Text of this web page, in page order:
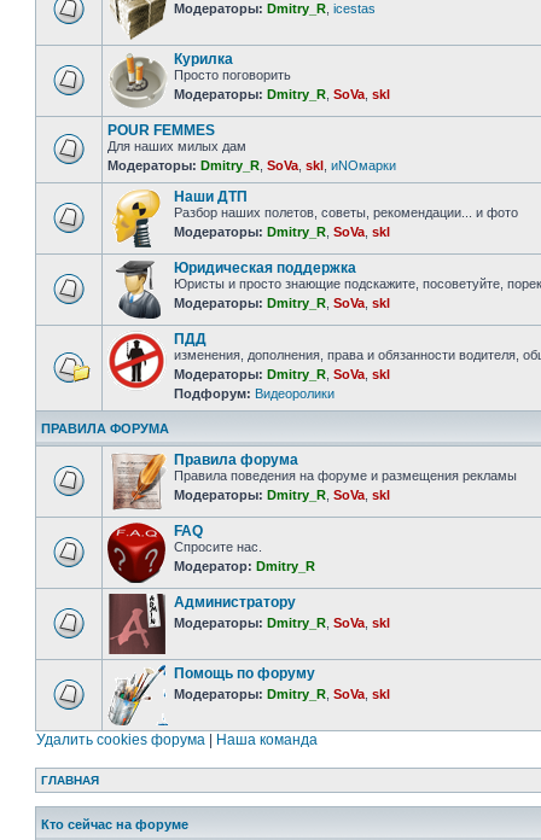
Модераторы: Dmitry_R icestas
Курилка
Просто поговорить
Модераторы: Dmitry_R SoVa skl
POUR FEMMES
Для наших милых дам
Модераторы: Dmitry_R SoVa skl иNOмарки
Наши ДТП
Разбор наших полетов, советы, рекомендации... и фото
Модераторы: Dmitry_R SoVa skl
Юридическая поддержка
Юристы и просто знающие подскажите, посоветуйте,
Модераторы: Dmitry_R SoVa skl
ПДД
изменения, дополнения, права и обязанности водителя,
Модераторы: Dmitry_R SoVa skl
Подфорум: Видеоролики
ПРАВИЛА ФОРУМА
Правила форума
Правила поведения на форуме и размещения рекламы
Модераторы: Dmitry_R SoVa skl
FAQ
Спросите нас.
Модератор: Dmitry_R
Администратору
Модераторы: Dmitry_R SoVa skl
Помощь по форуму
Модераторы: Dmitry_R SoVa skl
Удалить cookies форума Наша команда
ГЛАВНАЯ
Кто сейчас на форуме